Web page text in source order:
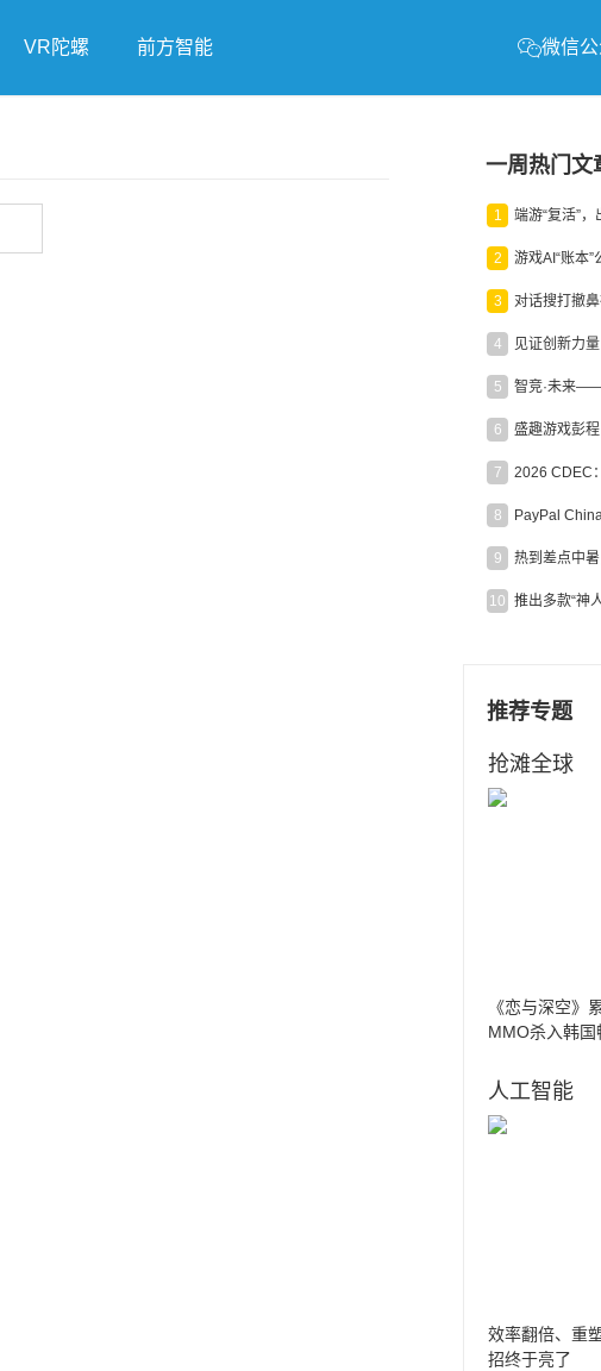
VR陀螺 前方智能 微信
一周热门文
1
2
3
4 见证创新力
5
6
7
8
9 热到差点中
10
推荐专题
抢滩全球
《恋与深空》
MMO杀入韩
人工智能
效率翻倍、重
招终于亮了